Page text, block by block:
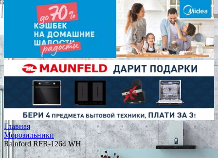
Главная
Морозильники
Rainford RFR-1264 WH